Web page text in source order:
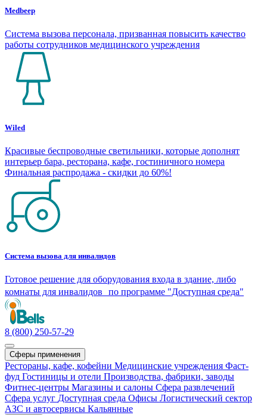
Medbeep
Система вызова персонала, призванная повысить качество
работы сотрудников медицинского учреждения
Wiled
Красивые беспроводные светильники, которые дополнят
интерьер бара, ресторана, кафе, гостиничного номера
Финальная распродажа - скидки до 60%!
Система вызова для инвалидов
Готовое решение для оборудования входа в здание, либо
комнаты для инвалидов по программе "Доступная среда"
8 (800) 250-57-29
Сферы применения
Рестораны, кафе, кофейни Медицинские учреждения Фаст-
фуд Гостиницы и отели Производства, фабрики, заводы
Фитнес-центры Магазины и салоны Сфера развлечений
Сфера услуг Доступная среда Офисы Логистический сектор
АЗС и автосервисы Кальянные